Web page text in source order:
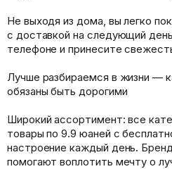
Не выходя из дома, вы легко
с доставкой на следующий
телефоне и принесите
Лучше разбираемся в жизни —
обязаны быть дорогими
Широкий ассортимент: все
товары по 9.9 юаней с
настроение каждый день.
помогают воплотить мечту о